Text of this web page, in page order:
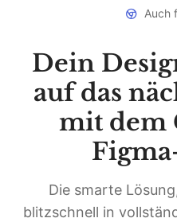
Auch
Dein
auf das
mit dem
Die smarte
blitzschnell in